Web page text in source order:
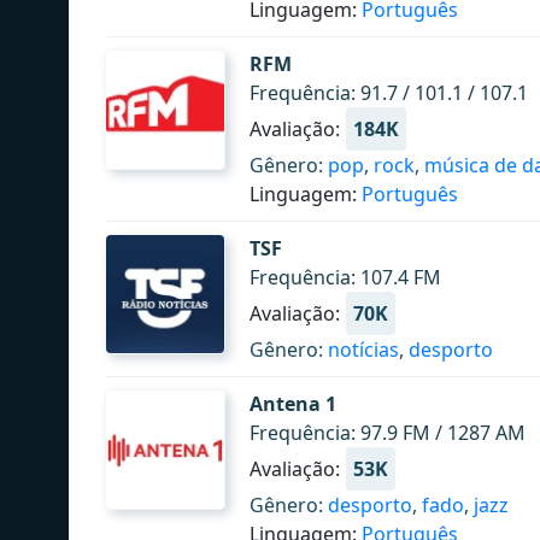
Linguagem: Português
RFM
Frequência: 91.7 / 101.1 / 107.1
Avaliação: 184K
Gênero: pop, rock, música de
Linguagem: Português
TSF
Frequência: 107.4 FM
Avaliação: 70K
Gênero: notícias, desporto
Antena 1
Frequência: 97.9 FM / 1287 AM
Avaliação: 53K
Gênero: desporto, fado, jazz
Linguagem: Português